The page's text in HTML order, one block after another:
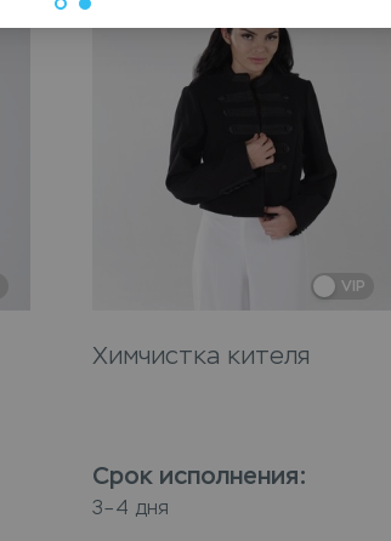
VIP
Химчистка кителя
Срок исполнения:
3–4 дня